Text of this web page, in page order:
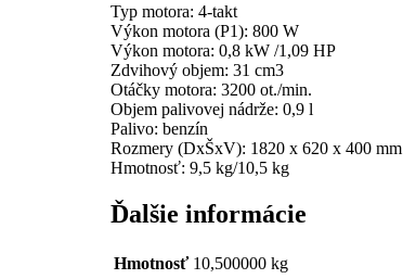
Typ motora: 4-takt
Výkon motora (P1): 800 W
Výkon motora: 0,8 kW /1,09 HP
Zdvihový objem: 31 cm3
Otáčky motora: 3200 ot./min.
Objem palivovej nádrže: 0,9 l
Palivo: benzín
Rozmery (DxŠxV): 1820 x 620 x 400 mm
Hmotnosť: 9,5 kg/10,5 kg
Ďalšie informácie
Hmotnosť 10,500000 kg